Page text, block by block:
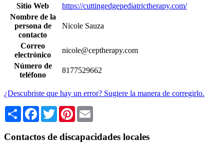
Sitio Web
https://cuttingedgepediatrictherapy.com/
Nombre de la
persona de
contacto
Nicole Sauza
Correo
electrónico
nicole@ceptherapy.com
Número de
teléfono
8177529662
¿Descubriste que hay un error? Sugiere la manera de corregirlo.
Share Facebook
TwitterPinterest
Contactos de discapacidades locales